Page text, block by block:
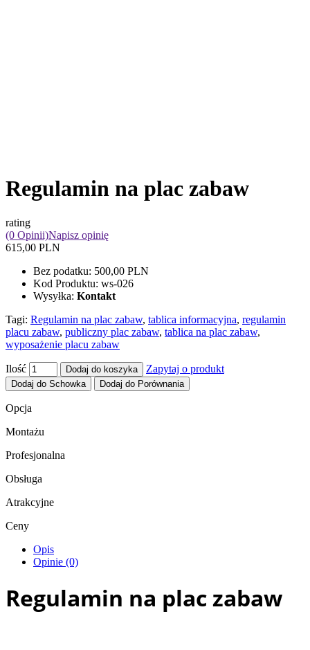
Regulamin na plac zabaw
rating
(0 Opinii)Napisz opinię
615,00 PLN
Bez podatku: 500,00 PLN
Kod Produktu: ws-026
Wysyłka: Kontakt
Tagi: Regulamin na plac zabaw, tablica informacyjna, regulamin
placu zabaw, publiczny plac zabaw, tablica na plac zabaw,
wyposażenie placu zabaw
Ilość Dodaj do koszyka Zapytaj o produkt
Dodaj do Schowka Dodaj do Porównania
Opcja
Montażu
Profesjonalna
Obsługa
Atrakcyjne
Ceny
Opis
Opinie (0)
Regulamin na plac zabaw